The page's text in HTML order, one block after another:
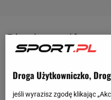
Zdecydowanymi
Lublina, którzy zajmowali
lokacie, czyli
wrześniu Barkom zdołał
Droga Użytkowniczko,
jeśli wyrazisz zgodę klikając